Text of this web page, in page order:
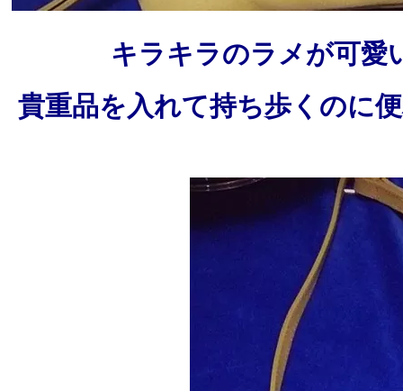
キラキラのラメが可愛
貴重品を入れて持ち歩くのに